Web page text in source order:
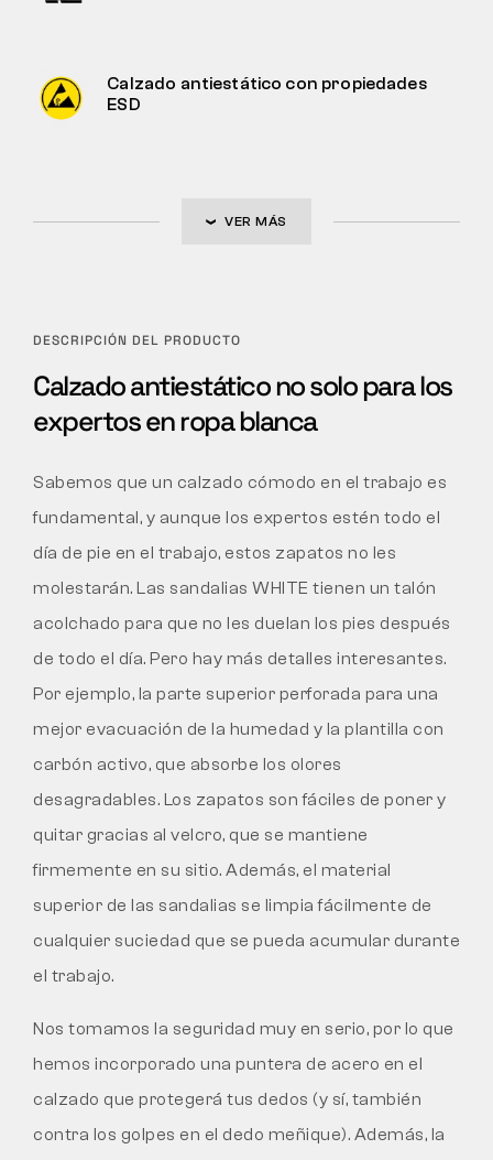
Calzado antiestático con propiedades
ESD
VER MÁS
DESCRIPCIÓN DEL PRODUCTO
Calzado antiestático no solo para los
expertos en ropa blanca
Sabemos que un calzado cómodo en el trabajo es
fundamental, y aunque los expertos estén todo el
día de pie en el trabajo, estos zapatos no les
molestarán. Las sandalias WHITE tienen un talón
acolchado para que no les duelan los pies después
de todo el día. Pero hay más detalles interesantes.
Por ejemplo, la parte superior perforada para una
mejor evacuación de la humedad y la plantilla con
carbón activo, que absorbe los olores
desagradables. Los zapatos son fáciles de poner y
quitar gracias al velcro, que se mantiene
firmemente en su sitio. Además, el material
superior de las sandalias se limpia fácilmente de
cualquier suciedad que se pueda acumular durante
el trabajo.
Nos tomamos la seguridad muy en serio, por lo que
hemos incorporado una puntera de acero en el
calzado que protegerá tus dedos (y sí, también
contra los golpes en el dedo meñique). Además, la